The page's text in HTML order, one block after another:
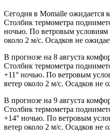
Сегодня в Momalle ожидается
Столбик термометра
ночью. По ветровым условиям
около 2 м/с. Осадков не
В прогнозе на 8 августа
Столбик термометра
+11° ночью. По ветровым
ветер около 2 м/с. Осадков не
В прогнозе на 9 августа
Столбик термометра
+14° ночью. По ветровым
ветер около 2 м/с. Осадков не